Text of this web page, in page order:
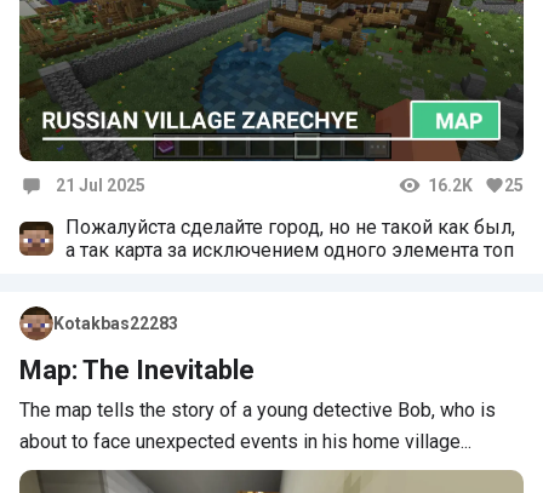
21 Jul 2025 16.2K 25
Пожалуйста сделайте город, но не такой как был,
а так карта за исключением одного элемента топ
Kotakbas22283
Map: The Inevitable
The map tells the story of a young detective Bob, who is
about to face unexpected events in his home village...